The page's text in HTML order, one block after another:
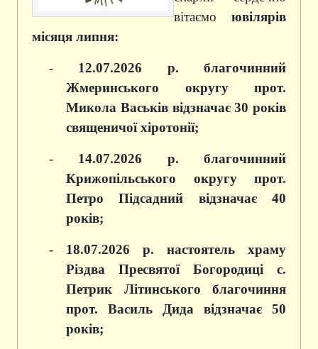
вітаємо ювілярів
місяця липня:
- 12.07.2026 р. благочинний
Жмеринського округу прот.
Микола Васьків відзначає 30 років
священичої хіротонії;
- 14.07.2026 р. благочинний
Крижопільського округу прот.
Петро Підсадний відзначає 40
років;
- 18.07.2026 р. настоятель храму
Різдва Пресвятої Богородиці с.
Петрик Літинського благочиння
прот. Василь Дида відзначає 50
років;